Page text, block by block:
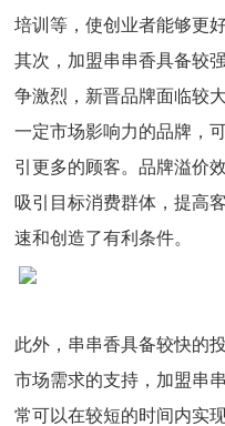
培训等，使创业者能够更
其次，加盟串串香具备较
争激烈，新晋品牌面临较
一定市场影响力的品牌，
引更多的顾客。品牌溢价
吸引目标消费群体，提高
速和创造了有利条件。
此外，串串香具备较快的
市场需求的支持，加盟串
常可以在较短的时间内实